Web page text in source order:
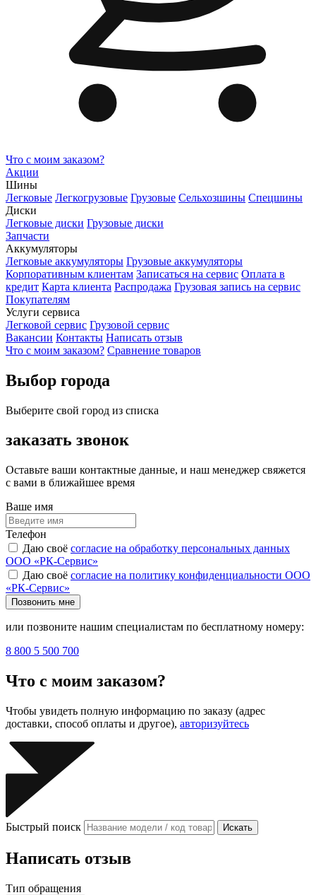
Что с моим заказом?
Акции
Шины
Легковые Легкогрузовые Грузовые Сельхозшины Спецшины
Диски
Легковые диски Грузовые диски
Запчасти
Аккумуляторы
Легковые аккумуляторы Грузовые аккумуляторы
Корпоративным клиентам Записаться на сервис Оплата в
кредит Карта клиента Распродажа Грузовая запись на сервис
Покупателям
Услуги сервиса
Легковой сервис Грузовой сервис
Вакансии Контакты Написать отзыв
Что с моим заказом? Сравнение товаров
Выбор города
Выберите свой город из списка
заказать звонок
Оставьте ваши контактные данные, и наш менеджер свяжется
с вами в ближайшее время
Ваше имя
Телефон
Даю своё согласие на обработку персональных данных
ООО «РК-Сервис»
Даю своё согласие на политику конфиденциальности ООО
«РК-Сервис»
Позвонить мне
или позвоните нашим специалистам по бесплатному номеру:
8 800 5 500 700
Что с моим заказом?
Чтобы увидеть полную информацию по заказу (адрес
доставки, способ оплаты и другое), авторизуйтесь
Быстрый поиск Искать
Написать отзыв
Тип обращения